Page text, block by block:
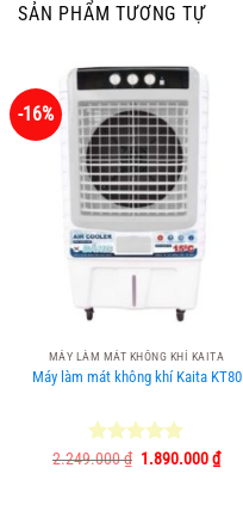
SẢN PHẨM TƯƠNG TỰ
-16%
MÁY LÀM MÁT KHÔNG KHÍ KAITA
Máy làm mát không khí Kaita KT80
Được xếp
2.249.000₫ Giá
1.890.000₫Giá
hiện